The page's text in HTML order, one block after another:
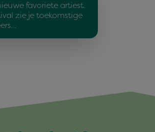
favoriete artiest.
zie je toekomstige